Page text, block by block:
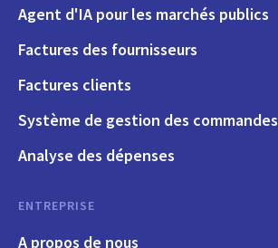
Agent d'IA pour les marchés publics
Factures des fournisseurs
Factures clients
Système de gestion des commandes
Analyse des dépenses
ENTREPRISE
A propos de nous